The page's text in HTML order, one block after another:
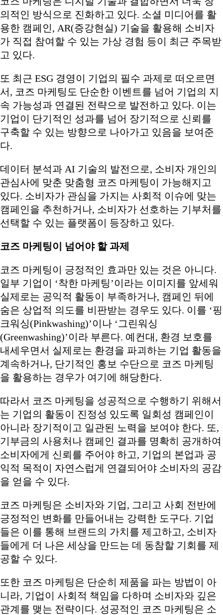
의적인 방식으로 진화하고 있다. 소셜 미디어를 활
용한 캠페인, AR(증강현실) 기술을 활용해 소비자
가 직접 참여할 수 있는 가상 경험 등이 최근 주목받
고 있다.
또 최근 ESG 경영이 기업의 필수 과제로 떠오르면
서, 코즈 마케팅도 단순한 이벤트를 넘어 기업의 지
속 가능성과 연결된 전략으로 발전하고 있다. 이는
기업이 단기적인 성과를 넘어 장기적으로 신뢰를
구축할 수 있는 방향으로 나아가고 있음을 보여준
다.
데이터 분석과 AI 기술의 발전으로, 소비자 개인의
관심사에 맞춘 맞춤형 코즈 마케팅이 가능해지고
있다. 소비자가 관심을 가지는 사회적 이슈에 맞는
캠페인을 추천하거나, 소비자가 선호하는 기부처를
선택할 수 있는 플랫폼이 등장하고 있다.
코즈 마케팅이 넘어야 할 과제
코즈 마케팅이 긍정적인 효과만 있는 것은 아니다.
일부 기업이 ‘착한 마케팅’이라는 이미지를 앞세워
실제로는 공익적 활동이 부족하거나, 캠페인 뒤에
숨은 상업적 의도를 비판받는 경우도 있다. 이를 ‘핑
크워싱(Pinkwashing)’이나 ‘그린워싱
(Greenwashing)’이라 부른다. 예컨대, 환경 보호를
내세우면서 실제로는 환경을 파괴하는 기업 활동을
계속하거나, 단기적인 홍보 수단으로 코즈 마케팅
을 활용하는 경우가 여기에 해당한다.
따라서 코즈 마케팅을 성공적으로 수행하기 위해서
는 기업의 활동이 진정성 있도록 일회성 캠페인이
아니라 장기적이고 일관된 노력을 보여야 한다. 또,
기부금의 사용처나 캠페인 결과를 명확히 공개하여
소비자에게 신뢰를 주어야 하고, 기업의 본업과 공
익적 목적이 자연스럽게 연결되어야 소비자의 공감
을 얻을 수 있다.
코즈 마케팅은 소비자와 기업, 그리고 사회 전반에
긍정적인 변화를 만들어내는 강력한 도구다. 기업
들은 이를 통해 브랜드의 가치를 제고하고, 소비자
들에게 더 나은 세상을 만드는 데 동참할 기회를 제
공할 수 있다.
또한 코즈 마케팅은 단순히 제품을 파는 방법이 아
니라, 기업이 사회적 책임을 다하며 소비자와 깊은
관계를 맺는 전략이다. 성공적인 코즈 마케팅은 소